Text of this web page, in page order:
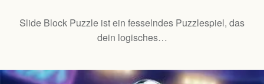
Slide Block Puzzle ist ein fesselndes Puzzlespiel, das
dein logisches…